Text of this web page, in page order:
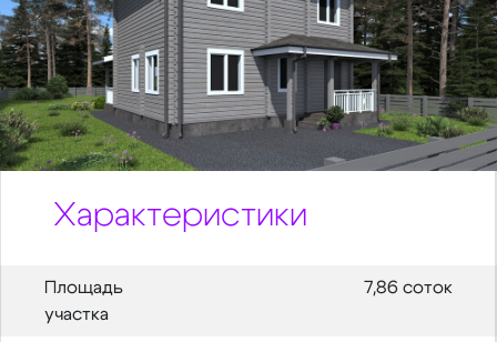
Характеристики
Площадь
участка
7,86 соток